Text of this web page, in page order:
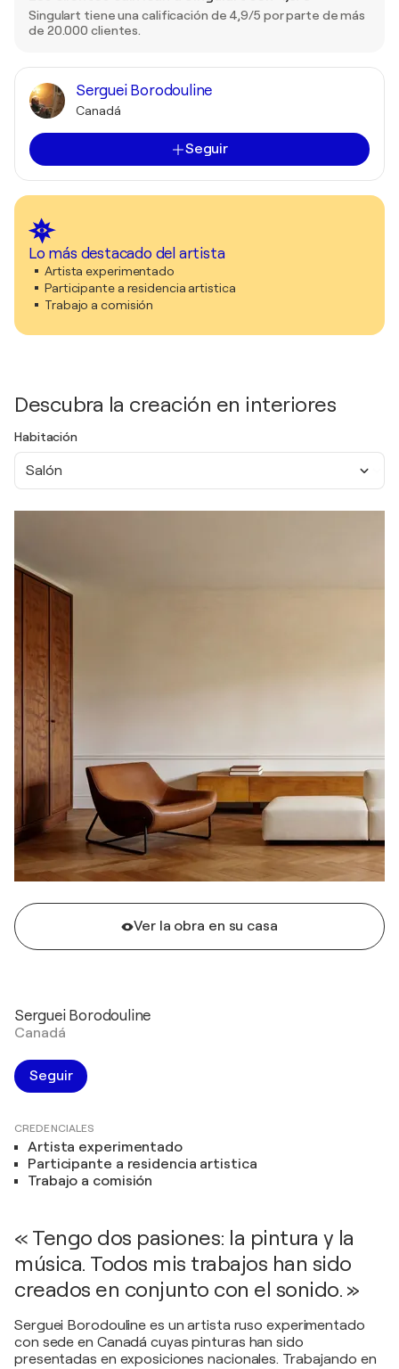
Singulart tiene una calificación de 4,9/5 por parte de más
de 20.000 clientes.
Serguei Borodouline
Canadá
Seguir
Lo más destacado del artista
Artista experimentado
Participante a residencia artistica
Trabajo a comisión
Descubra la creación en interiores
Habitación
Salón
Ver la obra en su casa
Serguei Borodouline
Canadá
Seguir
CREDENCIALES
Artista experimentado
Participante a residencia artistica
Trabajo a comisión
« Tengo dos pasiones: la pintura y la
música. Todos mis trabajos han sido
creados en conjunto con el sonido. »
Serguei Borodouline es un artista ruso experimentado
con sede en Canadá cuyas pinturas han sido
presentadas en exposiciones nacionales. Trabajando en